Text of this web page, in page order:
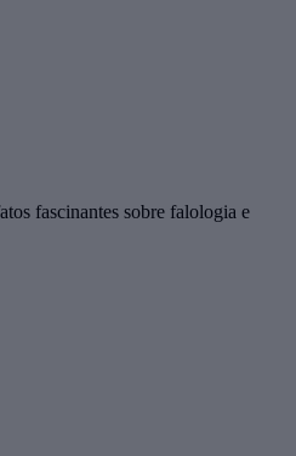
fascinantes sobre falologia e